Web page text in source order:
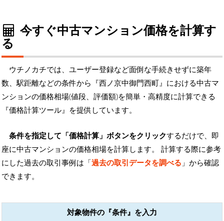
今すぐ中古マンション価格を計算す
る
ウチノカチでは、ユーザー登録など面倒な手続きせずに築年
数、駅距離などの条件から『西ノ京中御門西町』における中古マ
ンションの価格相場(値段、評価額)を簡単・高精度に計算できる
『価格計算ツール』を提供しています。
条件を指定して「価格計算」ボタンをクリックするだけで、即
座に中古マンションの価格相場を計算します。 計算する際に参考
にした過去の取引事例は「過去の取引データを調べる 」から確認
できます。
対象物件の『条件』を入力